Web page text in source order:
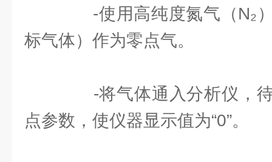
-使用高纯度氮气（N₂）
标气体）作为零点气。
-将气体通入分析仪，待
点参数，使仪器显示值为“0”。